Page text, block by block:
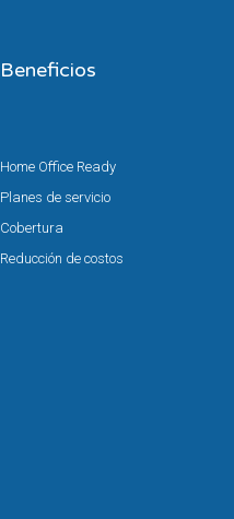
Beneficios
Home Office Ready
Planes de servicio
Cobertura
Reducción de costos